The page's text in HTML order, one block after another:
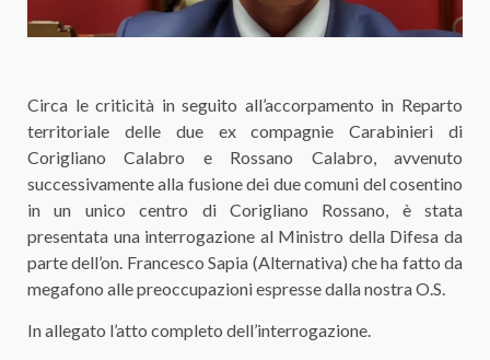
Circa le criticità in seguito all’accorpamento in Reparto
territoriale delle due ex compagnie Carabinieri di
Corigliano Calabro e Rossano Calabro, avvenuto
successivamente alla fusione dei due comuni del cosentino
in un unico centro di Corigliano Rossano, è stata
presentata una interrogazione al Ministro della Difesa da
parte dell’on. Francesco Sapia (Alternativa) che ha fatto da
megafono alle preoccupazioni espresse dalla nostra O.S.
In allegato l’atto completo dell’interrogazione.